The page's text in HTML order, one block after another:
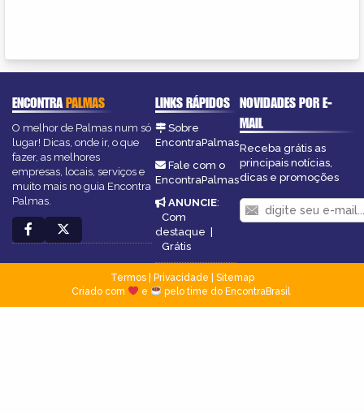
ENCONTRAPALMAS
O melhor de Palmas num só
lugar! Dicas, onde ir, o que
fazer, as melhores
empresas, locais, serviços e
muito mais no guia Encontra
Palmas.
LINKS RÁPIDOS
Sobre
EncontraPalmas
Fale com o
EncontraPalmas
ANUNCIE:
Com
destaque |
Grátis
NOVIDADES POR E-
MAIL
Receba grátis as
principais notícias,
dicas e promoções
Termos| Privacidade
Sitemap
Criado com
e pelo time do EncontraBrasil